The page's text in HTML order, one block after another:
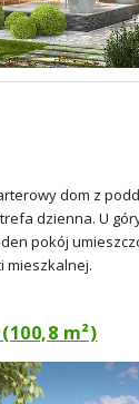
dom z
dzienna. U
pokój
mieszkalnej.
m²)